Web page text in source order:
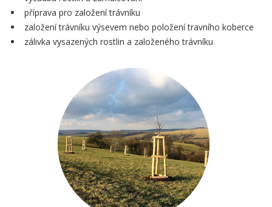
příprava pro založení trávníku
založení trávníku výsevem nebo položení travního koberce
zálivka vysazených rostlin a založeného trávníku